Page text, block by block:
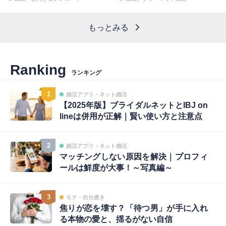
もっとみる
Ranking ランキング
1 婚活アプリ・ネット婚活
【2025年版】ブライダルネットとIBJ on
lineは併用が正解｜賢い使い方と注意点
2 婚活アプリ・ネット婚活
マッチングしない原因を解決｜プロフィ
ールは鮮度が大事！～写真編～
3 モテ・自分磨き
焦りが恋を壊す？「待つ男」が手に入れ
る本物の愛と、揺るがない自信